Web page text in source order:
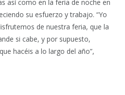
así como en la feria de noche en
su esfuerzo y trabajo. “Yo
de nuestra feria, que la
si cabe, y por supuesto,
hacéis a lo largo del año”,